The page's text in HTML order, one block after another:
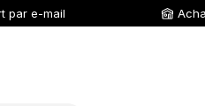
par e-mail